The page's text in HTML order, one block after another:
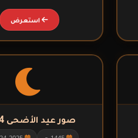
استعرض
صور عيد الأضحى 2024